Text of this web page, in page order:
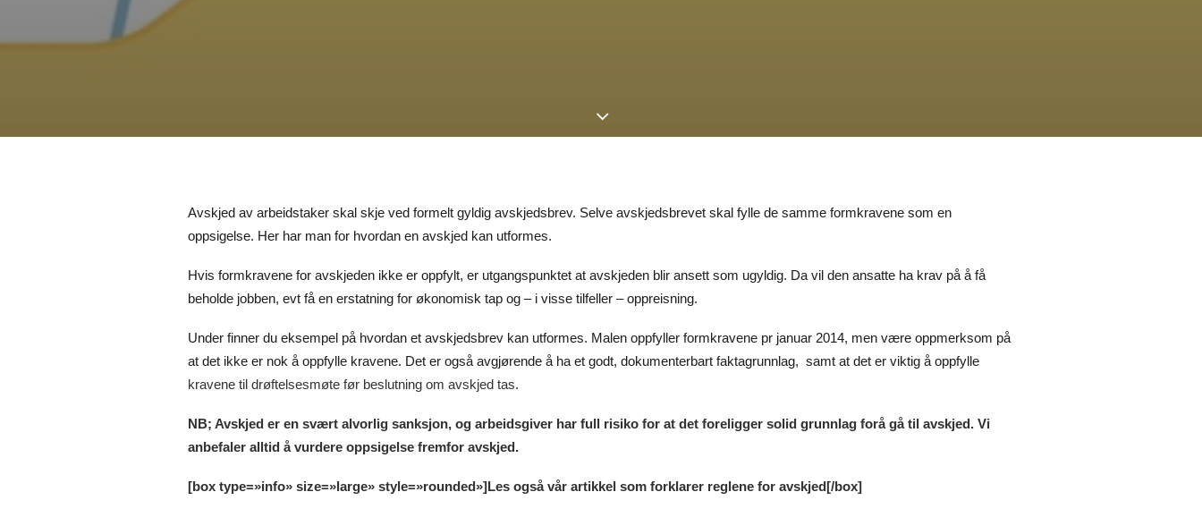
Avskjed av arbeidstaker skal skje ved formelt gyldig avskjedsbrev. Selve avskjedsbrevet skal fylle de samme formkravene som en
oppsigelse. Her har man for hvordan en avskjed kan utformes.
Hvis formkravene for avskjeden ikke er oppfylt, er utgangspunktet at avskjeden blir ansett som ugyldig. Da vil den ansatte ha krav på å få
beholde jobben, evt få en erstatning for økonomisk tap og – i visse tilfeller – oppreisning.
Under finner du eksempel på hvordan et avskjedsbrev kan utformes. Malen oppfyller formkravene pr januar 2014, men være oppmerksom på
at det ikke er nok å oppfylle kravene. Det er også avgjørende å ha et godt, dokumenterbart faktagrunnlag, samt at det er viktig å oppfylle
kravene til drøftelsesmøte før beslutning om avskjed tas.
NB; Avskjed er en svært alvorlig sanksjon, og arbeidsgiver har full risiko for at det foreligger solid grunnlag forå gå til avskjed. Vi
anbefaler alltid å vurdere oppsigelse fremfor avskjed.
[box type=»info» size=»large» style=»rounded»]Les også vår artikkel som forklarer reglene for avskjed[/box]